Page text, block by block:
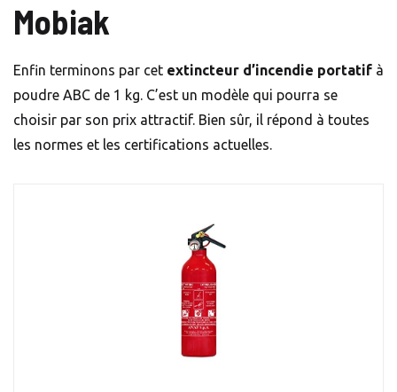
Mobiak
Enfin terminons par cet extincteur d’incendie portatif à
poudre ABC de 1 kg. C’est un modèle qui pourra se
choisir par son prix attractif. Bien sûr, il répond à toutes
les normes et les certifications actuelles.